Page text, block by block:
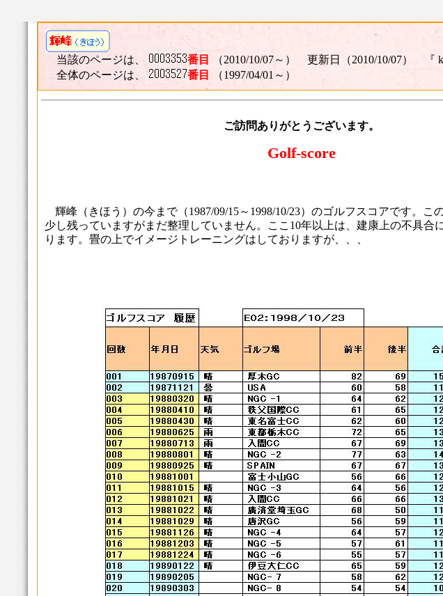
当該のページは、 番目 （2010/10/07～） 更新日（2010/10/07） 『
全体のページは、
番目 （1997/04/01～）
ご訪問ありがとうございます。
Golf-score
輝峰（きほう）の今まで（1987/09/15～1998/10/23）のゴルフスコアです。こ
少し残っていますがまだ整理していません。ここ10年以上は、建康上の不具合
ります。畳の上でイメージトレーニングはしておりますが、、、